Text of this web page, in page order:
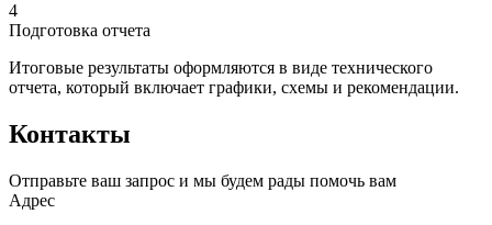
4
Подготовка отчета
Итоговые результаты оформляются в виде технического
отчета, который включает графики, схемы и рекомендации.
Контакты
Отправьте ваш запрос и мы будем рады помочь вам
Адрес